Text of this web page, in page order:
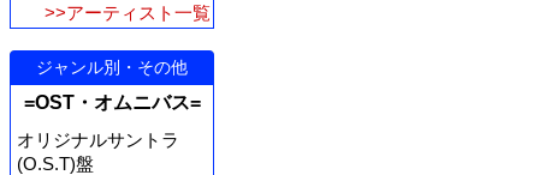
>>アーティスト一覧
ジャンル別・その他
=OST・オムニバス=
オリジナルサントラ
(O.S.T)盤